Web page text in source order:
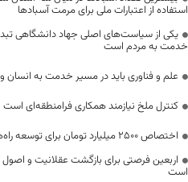
استفاده از اعتبارات ملی برای مرمت آسبادها
یکی از سیاست‌های اصلی جهاد دانشگاهی
خدمت به مردم است
علم و فناوری باید در مسیر خدمت به انسان و
کنترل ملخ نیازمند همکاری فرامنطقه‌ای است
اختصاص 2500 میلیارد تومان برای توسعه راه‌های دوبانده خراسان جنوبی
اربعین فرصتی برای بازگشت عقلانیت و
است